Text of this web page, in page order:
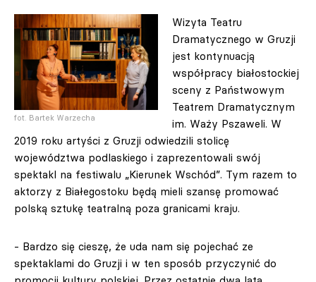
fot. Bartek Warzecha
Wizyta Teatru
Dramatycznego w Gruzji
jest kontynuacją
współpracy białostockiej
sceny z Państwowym
Teatrem Dramatycznym
im. Waży Pszaweli. W
2019 roku artyści z Gruzji odwiedzili stolicę
województwa podlaskiego i zaprezentowali swój
spektakl na festiwalu „Kierunek Wschód”. Tym razem to
aktorzy z Białegostoku będą mieli szansę promować
polską sztukę teatralną poza granicami kraju.
- Bardzo się cieszę, że uda nam się pojechać ze
spektaklami do Gruzji i w ten sposób przyczynić do